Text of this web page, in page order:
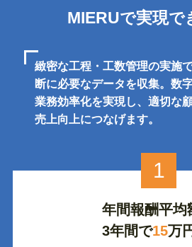
2023年6月19日
2023年4月18日
アプリアップデートのお知らせ
MIERUで実現で
緻密な工程・工数管理の実施
断に必要なデータを収集。数
業務効率化を実現し、適切な
売上向上につなげます。
1
年間報酬平均
3年間で15万